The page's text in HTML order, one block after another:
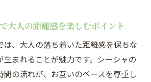
大人の距離感を楽しむポイント
は、大人の落ち着いた距離感を保ちな
生まれることが魅力です。シーシャの
間の流れが、お互いのペースを尊重し